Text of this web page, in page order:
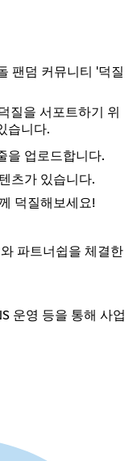
팬덤 커뮤니티 '덕질
질을 서포트하기 위
습니다.
을 업로드합니다.
츠가 있습니다.
덕질해보세요!
파트너쉽을 체결한
운영 등을 통해 사업